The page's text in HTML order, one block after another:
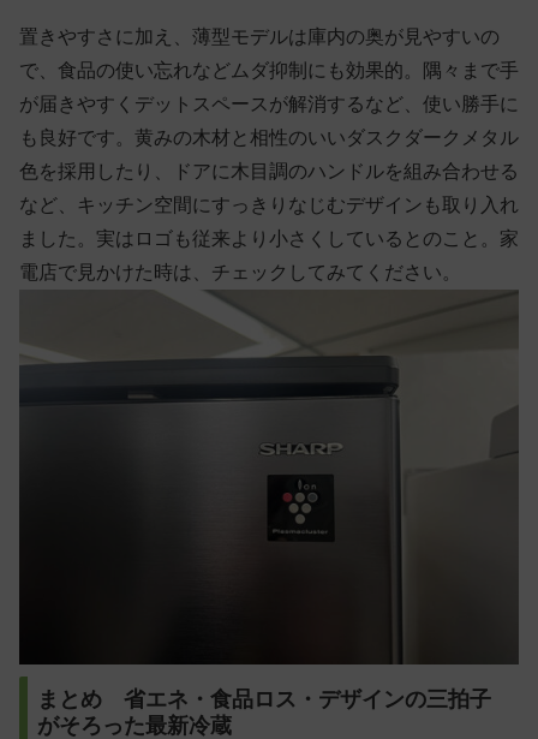
置きやすさに加え、薄型モデルは庫内の奥が見やすいの
で、食品の使い忘れなどムダ抑制にも効果的。隅々まで手
が届きやすくデットスペースが解消するなど、使い勝手に
も良好です。黄みの木材と相性のいいダスクダークメタル
色を採用したり、ドアに木目調のハンドルを組み合わせる
など、キッチン空間にすっきりなじむデザインも取り入れ
ました。実はロゴも従来より小さくしているとのこと。家
電店で見かけた時は、チェックしてみてください。
まとめ 省エネ・食品ロス・デザインの三拍子
がそろった最新冷蔵